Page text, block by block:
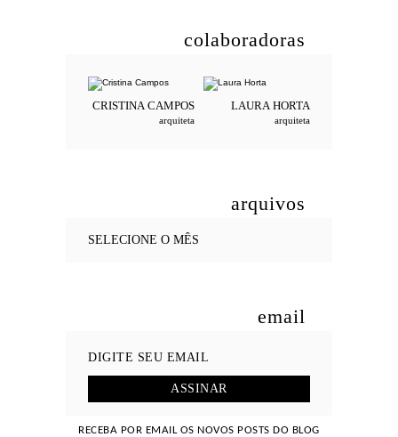
colaboradoras
CRISTINACAMPOS
arquiteta
LAURAHORTA
arquiteta
arquivos
email
RECEBA POR EMAIL OS NOVOS POSTS DO BLOG